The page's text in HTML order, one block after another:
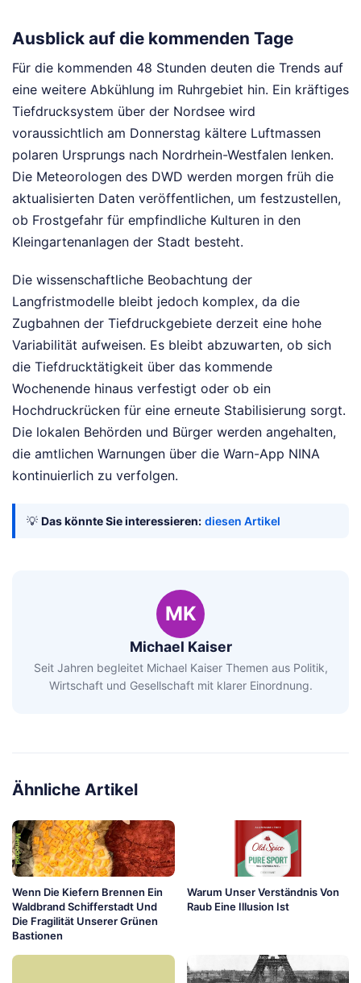
Ausblick auf die kommenden Tage
Für die kommenden 48 Stunden deuten die Trends auf
eine weitere Abkühlung im Ruhrgebiet hin. Ein kräftiges
Tiefdrucksystem über der Nordsee wird
voraussichtlich am Donnerstag kältere Luftmassen
polaren Ursprungs nach Nordrhein-Westfalen lenken.
Die Meteorologen des DWD werden morgen früh die
aktualisierten Daten veröffentlichen, um festzustellen,
ob Frostgefahr für empfindliche Kulturen in den
Kleingartenanlagen der Stadt besteht.
Die wissenschaftliche Beobachtung der
Langfristmodelle bleibt jedoch komplex, da die
Zugbahnen der Tiefdruckgebiete derzeit eine hohe
Variabilität aufweisen. Es bleibt abzuwarten, ob sich
die Tiefdrucktätigkeit über das kommende
Wochenende hinaus verfestigt oder ob ein
Hochdruckrücken für eine erneute Stabilisierung sorgt.
Die lokalen Behörden und Bürger werden angehalten,
die amtlichen Warnungen über die Warn-App NINA
kontinuierlich zu verfolgen.
💡 Das könnte Sie interessieren: diesen Artikel
MK
Michael Kaiser
Seit Jahren begleitet Michael Kaiser Themen aus Politik,
Wirtschaft und Gesellschaft mit klarer Einordnung.
Ähnliche Artikel
Wenn Die Kiefern Brennen Ein
Waldbrand Schifferstadt Und
Die Fragilität Unserer Grünen
Bastionen
Warum Unser Verständnis Von
Raub Eine Illusion Ist